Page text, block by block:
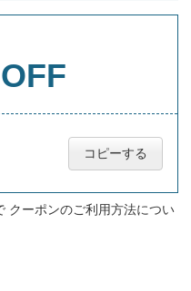
コピーする
クーポンのご利用方法につい